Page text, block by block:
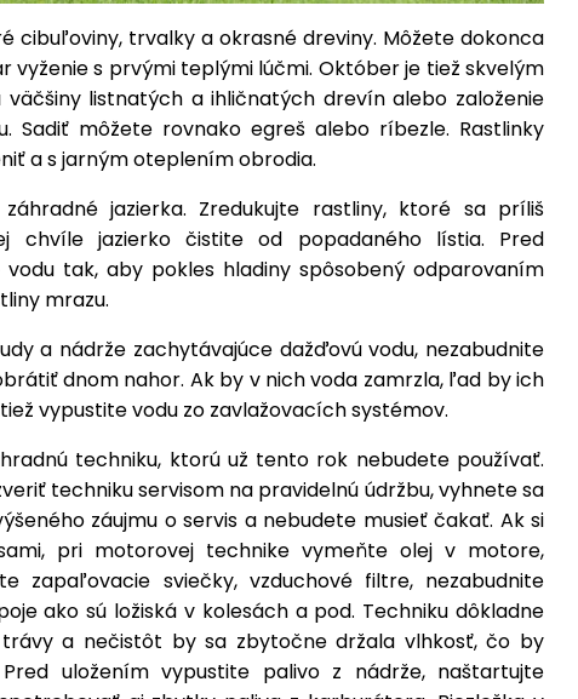
cibuľoviny, trvalky a okrasné dreviny. Môžete dokonca
vyženie s prvými teplými lúčmi. Október je tiež skvelým
listnatých a ihličnatých drevín alebo založenie
Sadiť môžete rovnako egreš alebo ríbezle. Rastlinky
a s jarným oteplením obrodia.
jazierka. Zredukujte rastliny, ktoré sa príliš
chvíle jazierko čistite od popadaného lístia. Pred
tak, aby pokles hladiny spôsobený odparovaním
mrazu.
a nádrže zachytávajúce dažďovú vodu, nezabudnite
dnom nahor. Ak by v nich voda zamrzla, ľad by ich
vypustite vodu zo zavlažovacích systémov.
techniku, ktorú už tento rok nebudete používať.
techniku servisom na pravidelnú údržbu, vyhnete sa
záujmu o servis a nebudete musieť čakať. Ak si
pri motorovej technike vymeňte olej v motore,
zapaľovacie sviečky, vzduchové filtre, nezabudnite
ako sú ložiská v kolesách a pod. Techniku dôkladne
trávy a nečistôt by sa zbytočne držala vlhkosť, čo by
uložením vypustite palivo z nádrže, naštartujte